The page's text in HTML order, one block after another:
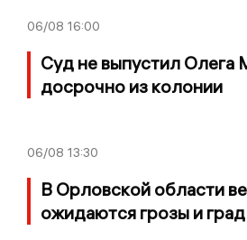
06/08 16:00
Суд не выпустил Олега
досрочно из колонии
06/08 13:30
В Орловской области
ожидаются грозы и град